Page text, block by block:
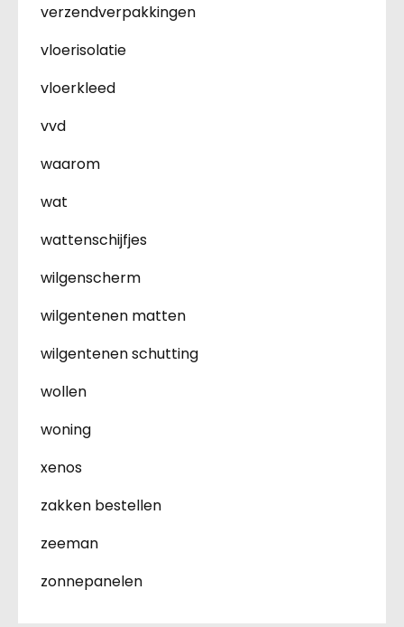
verzendverpakkingen
vloerisolatie
vloerkleed
vvd
waarom
wat
wattenschijfjes
wilgenscherm
wilgentenen matten
wilgentenen schutting
wollen
woning
xenos
zakken bestellen
zeeman
zonnepanelen